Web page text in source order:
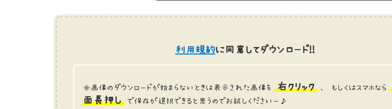
利用規約に同意してダウンロード!!
※画像のダウンロードが始まらないときは表示された画像を 右クリック 、 もしくはスマホなら
面長押し
で保存が選択できると思うのでお試しくださいー♪